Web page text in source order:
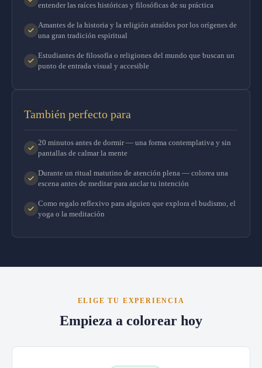
entender las raíces históricas y filosóficas de su práctica
Amantes de la historia y la religión atraídos por los orígenes de
una gran tradición espiritual
Estudiantes de filosofía o religiones del mundo que buscan un
punto de entrada visual y accesible
También perfecto para
20 minutos antes de dormir — una forma contemplativa y sin
pantallas de calmar la mente
Durante un ritual matutino de atención plena — colorea una
escena antes de meditar para anclar tu intención
Como regalo reflexivo para alguien que explora el budismo, el
yoga o la meditación
ELIGE TU EXPERIENCIA
Empieza a colorear hoy